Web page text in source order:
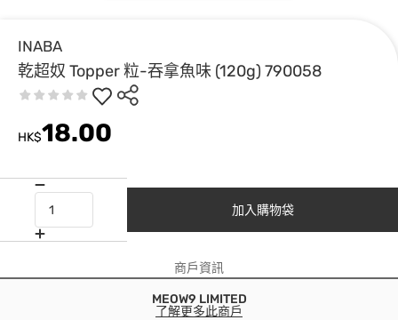
INABA
乾超奴 Topper 粒-吞拿魚味 (120g) 790058
HK$18.00
加入購物袋
商戶資訊
MEOW9 LIMITED
了解更多此商戶